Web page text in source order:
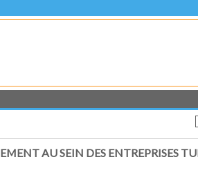
AU SEIN DES ENTREPRISES